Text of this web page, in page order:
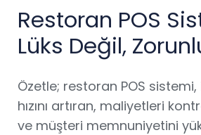
Restoran POS
Lüks Değil,
Özetle; restoran POS
hızını artıran, maliyetleri
ve müşteri memnuniyetini